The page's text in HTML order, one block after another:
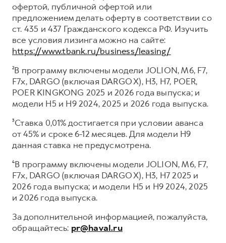
офертой, публичной офертой или
предложением делать оферту в соответствии со
ст. 435 и 437 Гражданского кодекса РФ. Изучить
все условия лизинга можно на сайте:
https://www.tbank.ru/business/leasing/
²В программу включены модели JOLION, M6, F7,
F7x, DARGO (включая DARGO X), H3, H7, POER,
POER KINGKONG 2025 и 2026 года выпуска; и
модели H5 и H9 2024, 2025 и 2026 года выпуска.
³Ставка 0,01% достигается при условии аванса
от 45% и сроке 6-12 месяцев. Для модели H9
данная ставка не предусмотрена.
⁴В программу включены модели JOLION, M6, F7,
F7x, DARGO (включая DARGO X), H3, H7 2025 и
2026 года выпуска; и модели H5 и H9 2024, 2025
и 2026 года выпуска.
За дополнительной информацией, пожалуйста,
обращайтесь: pr@haval.ru